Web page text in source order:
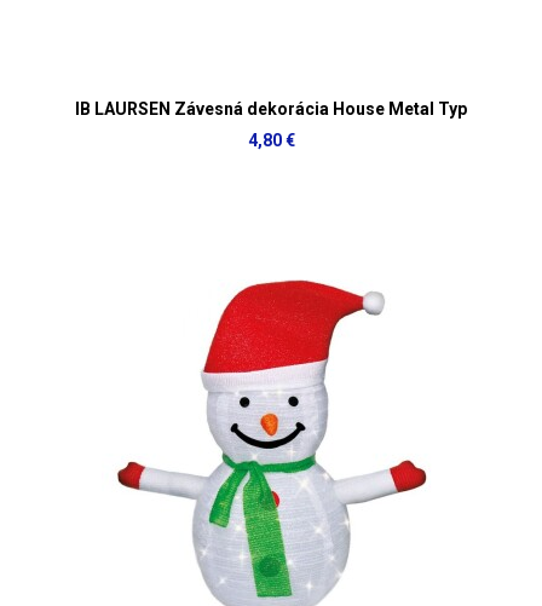
IB LAURSEN Závesná dekorácia House Metal Typ
4,80 €